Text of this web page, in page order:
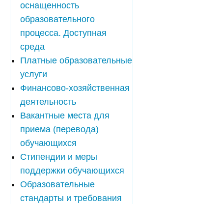
оснащенность
образовательного
процесса. Доступная
среда
Платные образовательные
услуги
Финансово-хозяйственная
деятельность
Вакантные места для
приема (перевода)
обучающихся
Стипендии и меры
поддержки обучающихся
Образовательные
стандарты и требования